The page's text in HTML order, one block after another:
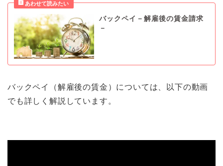
バックペイ－解雇後の賃金請求
－
バックペイ（解雇後の賃金）については、以下の動画
でも詳しく解説しています。